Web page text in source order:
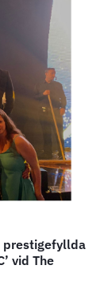
prestigefyllda
vid The